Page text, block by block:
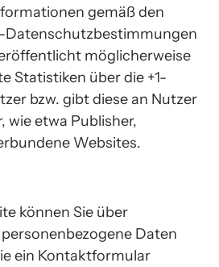
gemäß den
Datenschutzbestimmungen
möglicherweise
Statistiken über die +1-
bzw. gibt diese an Nutzer
wie etwa Publisher,
Websites.
können Sie über
Daten
ein Kontaktformular